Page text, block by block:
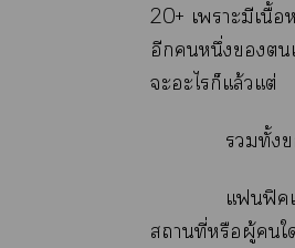
20+ เาะมีเนื้
อีกหนึ่ง
ะะไก็แล้วแต่
ทั้ง
แฟิค
สถานที่หรือผู้ใ